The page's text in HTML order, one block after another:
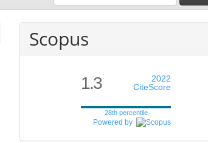
Scopus
1.3
2022
CiteScore
28th percentile
Powered by